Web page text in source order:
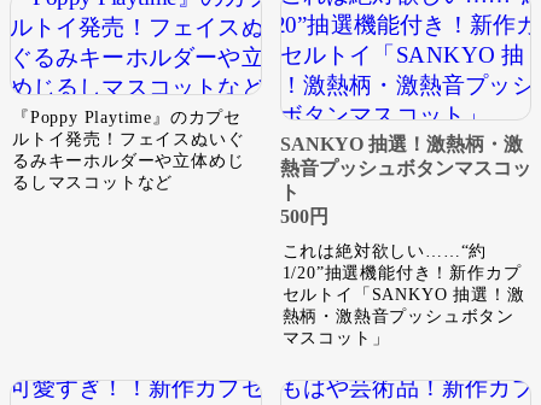
『Poppy Playtime』のカプセ
ルトイ発売！フェイスぬいぐ
るみキーホルダーや立体めじ
るしマスコットなど
SANKYO 抽選！激熱柄・激
熱音プッシュボタンマスコッ
ト
500円
これは絶対欲しい……“約
1/20”抽選機能付き！新作カプ
セルトイ「SANKYO 抽選！激
熱柄・激熱音プッシュボタン
マスコット」